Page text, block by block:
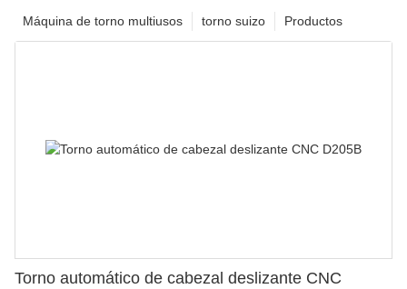
Productos
torno suizo
Máquina de torno multiusos
Torno automático de cabezal deslizante CNC